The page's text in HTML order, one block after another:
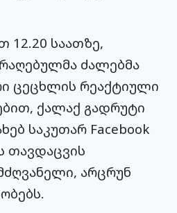
12.20 საათზე,
ძალებმა
ცეცხლის რეაქტიული
ქალაქ გადრუტი
საკუთარ Facebook
თავდაცვის
არცრუნ